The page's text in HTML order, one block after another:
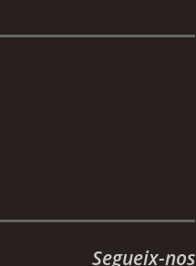
Segueix-nos